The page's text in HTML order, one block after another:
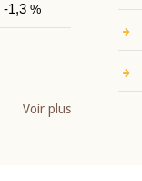
-1,3%
Voir plus